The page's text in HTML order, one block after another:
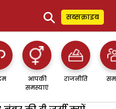
⚲ सब्सक्राइब
आपकी
समस्याएं
राजनीति